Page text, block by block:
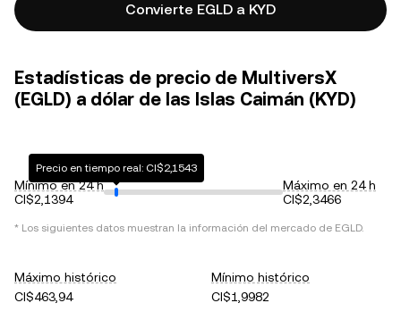
Convierte EGLD a KYD
Estadísticas de precio de MultiversX
(EGLD) a dólar de las Islas Caimán (KYD)
Mínimo en 24 h
CI$2,1394
Precio en tiempo real: CI$2,1543
Máximo en 24 h
CI$2,3466
* Los siguientes datos muestran la información del mercado de EGLD.
Máximo histórico
CI$463,94
Mínimo histórico
CI$1,9982